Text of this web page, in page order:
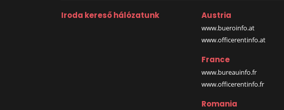
Iroda kereső hálózatunk Austria
www.bueroinfo.at
www.officerentinfo.at
France
www.bureauinfo.fr
www.officerentinfo.fr
Romania